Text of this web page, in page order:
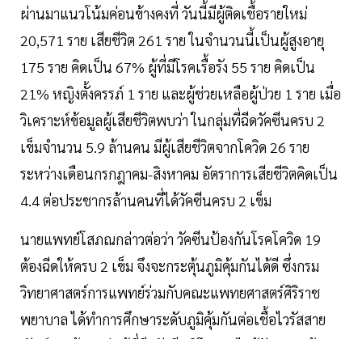
ผ่านมาแนวโน้มค่อนข้างคงที่ วันนี้มีผู้ติดเชื้อรายใหม่
20,571 ราย เสียชีวิต 261 ราย ในจำนวนนี้เป็นผู้สูงอายุ
175 ราย คิดเป็น 67% ผู้ที่มีโรคเรื้อรัง 55 ราย คิดเป็น
21% หญิงตั้งครรภ์ 1 ราย และผู้ช่วยเหลือผู้ป่วย 1 ราย เมื่อ
วิเคราะห์ข้อมูลผู้เสียชีวิตพบว่า ในกลุ่มที่ฉีดวัคซีนครบ 2
เข็มจำนวน 5.9 ล้านคน มีผู้เสียชีวิตจากโควิด 26 ราย
ระหว่างเดือนกรกฎาคม-สิงหาคม อัตราการเสียชีวิตคิดเป็น
4.4 ต่อประชากรล้านคนที่ได้วัคซีนครบ 2 เข็ม
นายแพทย์โสภณกล่าวต่อว่า วัคซีนป้องกันโรคโควิด 19
ต้องฉีดให้ครบ 2 เข็ม จึงจะกระตุ้นภูมิคุ้มกันได้ดี ซึ่งกรม
วิทยาศาสตร์การแพทย์ร่วมกับคณะแพทยศาสตร์ศิริราช
พยาบาล ได้ทำการศึกษาระดับภูมิคุ้มกันต่อเชื้อไวรัสสาย